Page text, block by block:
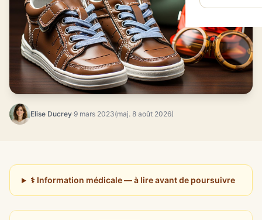
Elise Ducrey·9 mars 2023(maj. 8 août 2026)
⚕️ Information médicale — à lire avant de poursuivre